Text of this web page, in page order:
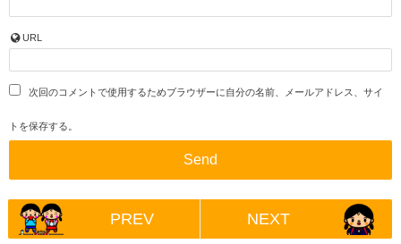
URL
次回のコメントで使用するためブラウザーに自分の名前、メールアドレス、サイ
トを保存する。
PREV NEXT